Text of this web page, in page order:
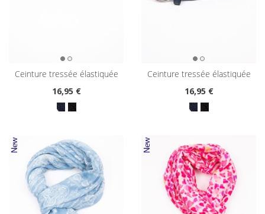
ceinture tressée élastiquée
16,95 €
ceinture tressée élastiquée
16,95 €